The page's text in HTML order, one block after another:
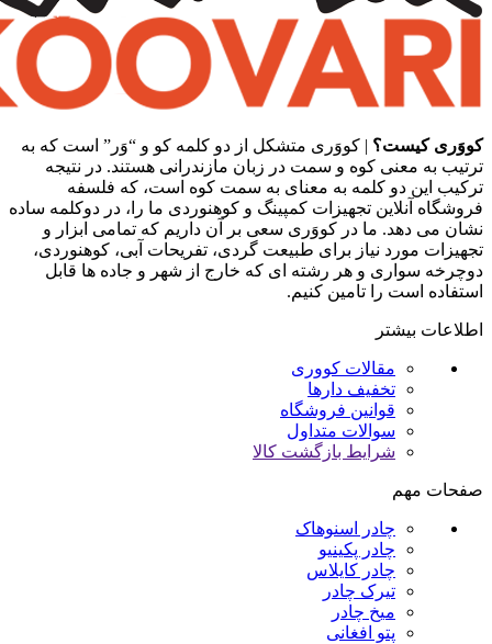
کووَری کیست؟ | کووَری متشکل از دو کلمه کو و “وَر” است که به
ترتیب به معنی کوه و سمت در زبان مازندرانی هستند. در نتیجه
ترکیب این دو کلمه به معنای به سمت کوه است، که فلسفه
فروشگاه آنلاین تجهیزات کمپینگ و کوهنوردی ما را، در دوکلمه ساده
نشان می دهد. ما در کووَری سعی بر آن داریم که تمامی ابزار و
تجهیزات مورد نیاز برای طبیعت گردی، تفریحات آبی، کوهنوردی،
دوچرخه سواری و هر رشته ای که خارج از شهر و جاده ها قابل
استفاده است را تامین کنیم.
اطلاعات بیشتر
مقالات کووری
تخفیف دارها
قوانین فروشگاه
سوالات متداول
شرایط بازگشت کالا
صفحات مهم
چادر اسنوهاک
چادر پکینیو
چادر کایلاس
تیرک چادر
میخ چادر
پتو افغانی